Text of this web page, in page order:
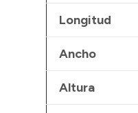
Longitud
Ancho
Altura